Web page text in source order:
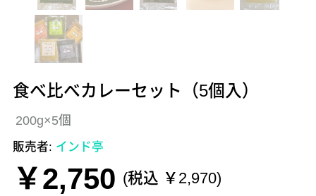
食べ比べカレーセット（5個入）
200g×5個
販売者: インド亭
￥2,750 (税込 ￥2,970)